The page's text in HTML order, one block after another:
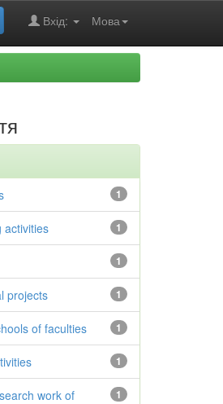
Мова
Вхід:
1
1
activities
1
1
projects
1
of faculties
1
1
work of